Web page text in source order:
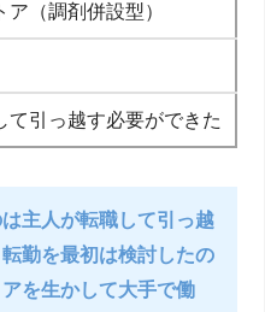
ア（調剤併設型）
て引っ越す必要ができた
主人が転職して引っ越
勤を最初は検討したの
を生かして大手で働